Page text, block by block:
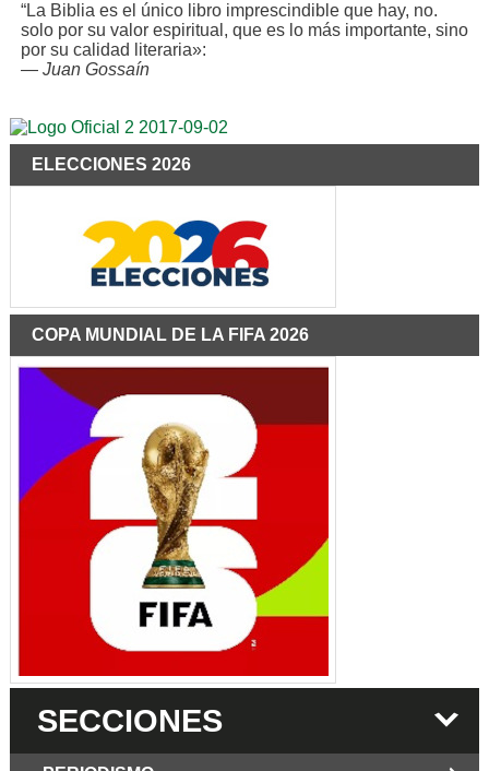
“La Biblia es el único libro imprescindible que hay, no.
solo por su valor espiritual, que es lo más importante, sino
por su calidad literaria»:
— Juan Gossaín
ELECCIONES 2026
COPA MUNDIAL DE LA FIFA 2026
SECCIONES